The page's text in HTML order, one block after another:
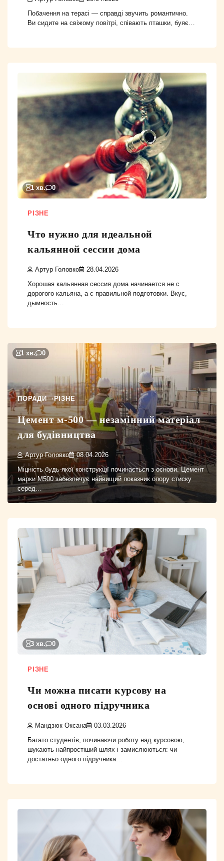
Побачення на терасі — справді звучить романтично.
Ви сидите на свіжому повітрі, співають пташки, буяє…
1 хв. 0
РІЗНЕ
Что нужно для идеальной
кальянной сессии дома
Артур Головко 28.04.2026
Хорошая кальянная сессия дома начинается не с
дорогого кальяна, а с правильной подготовки. Вкус,
дымность…
1 хв. 0
ПОРАДИ РІЗНЕ
Цемент м-500 — незамінний матеріал
для будівництва
Артур Головко 08.04.2026
Міцність будь-якої конструкції починається з основи. Цемент
марки М500 забезпечує найвищий показник опору стиску
серед…
3 хв. 0
РІЗНЕ
Чи можна писати курсову на
основі одного підручника
Мандзюк Оксана 03.03.2026
Багато студентів, починаючи роботу над курсовою,
шукають найпростіший шлях і замислюються: чи
достатньо одного підручника…